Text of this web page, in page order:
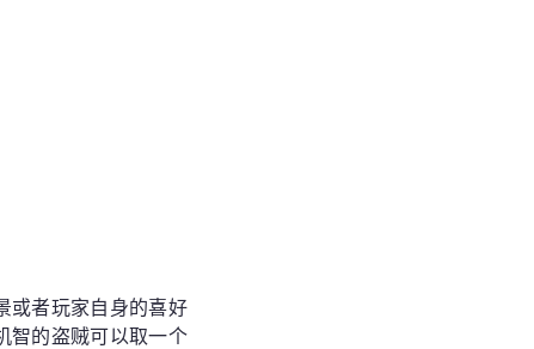
或者玩家自身的喜好
智的盗贼可以取一个